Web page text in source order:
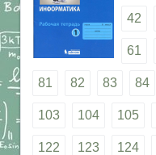
42
61
81 82 83 84
103 104 105
122 123 124